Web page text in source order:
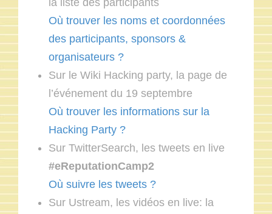
la liste des participants
Où trouver les noms et coordonnées
des participants, sponsors &
organisateurs ?
Sur le Wiki Hacking party, la page de
l’événement du 19 septembre
Où trouver les informations sur la
Hacking Party ?
Sur TwitterSearch, les tweets en live
#eReputationCamp2
Où suivre les tweets ?
Sur Ustream, les vidéos en live: la